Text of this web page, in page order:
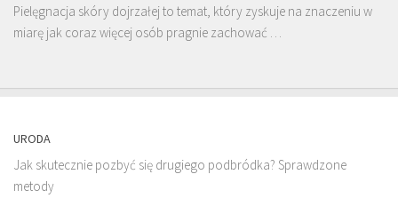
Pielęgnacja skóry dojrzałej to temat, który zyskuje na znaczeniu w
miarę jak coraz więcej osób pragnie zachować …
URODA
Jak skutecznie pozbyć się drugiego podbródka? Sprawdzone
metody